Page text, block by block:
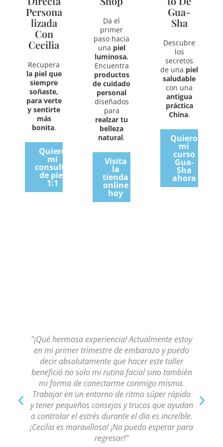
Persona
Lizada
Con
Cecilia
Recupera
la piel que
siempre
soñaste,
para verte
y sentirte
más
bonita.
Quiero
mi
consulta
de piel
1:1
Da el
primer
paso hacia
una piel
luminosa.
Encuentra
productos
de cuidado
personal
diseñados
para
realzar tu
belleza
natural.
Visita
la
tienda
online
hoy
Gua-
Sha
Descubre
los
secretos
de una piel
saludable
con una
antigua
práctica
China.
Quiero
mi
curso
Gua-
Sha
ahora
"¡Qué hermosa experiencia! Actualmente estoy
en mi primer trimestre de embarazo y puedo
decir absolutamente que hacer este taller
benefició no solo mi rutina facial sino también
mi forma de conectarme conmigo misma.
Trabajar en un entorno de ritmo súper rápido
y tener pequeños consejos y trucos que ayudan
a controlar el estrés durante el día es increíble.
¡Cecilia es maravillosa! ¡No puedo esperar para
regresar!"